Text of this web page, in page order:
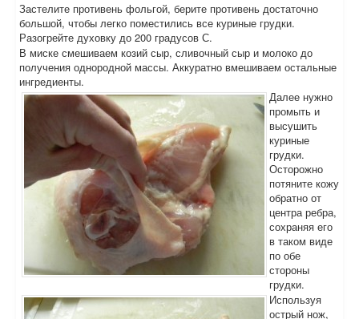
Застелите противень фольгой, берите противень достаточно
большой, чтобы легко поместились все куриные грудки.
Разогрейте духовку до 200 градусов С.
В миске смешиваем козий сыр, сливочный сыр и молоко до
получения однородной массы. Аккуратно вмешиваем остальные
ингредиенты.
Далее нужно
промыть и
высушить
куриные
грудки.
Осторожно
потяните кожу
обратно от
центра ребра,
сохраняя его
в таком виде
по обе
стороны
грудки.
Используя
острый нож,